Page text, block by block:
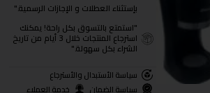
بإستثناء العطلات و الإجازات الرسمية."
"استمتع بالتسوق بكل راحة! يمكنك
استرجاع المنتجات خلال 3 أيام من تاريخ
الشراء بكل سهولة."
سياسة الأستبدال والأسترجاع
سياسة الضمان
خدمة العملاء